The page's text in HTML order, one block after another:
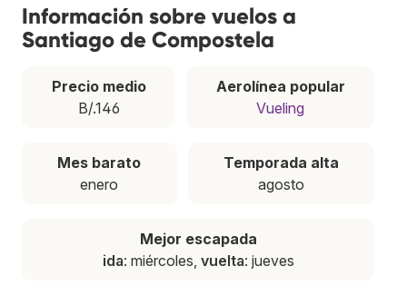
Información sobre vuelos a
Santiago de Compostela
Precio medio
B/.146
Aerolínea popular
Vueling
Mes barato
enero
Temporada alta
agosto
Mejor escapada
ida: miércoles, vuelta: jueves